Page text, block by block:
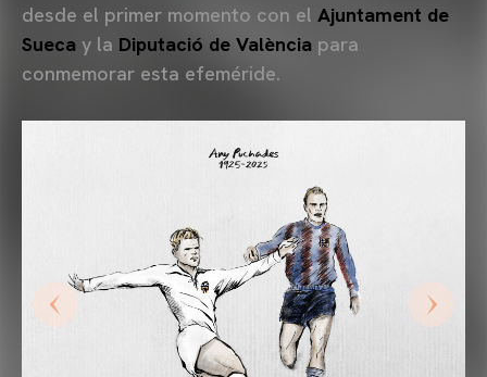
desde el primer momento con el Ajuntament de
Sueca y la Diputació de València para
conmemorar esta efeméride.